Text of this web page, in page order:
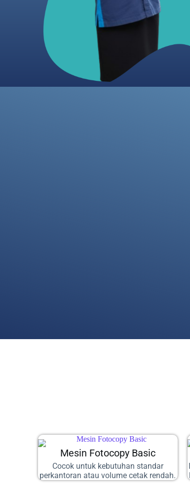
Mesin Fotocopy Basic
Cocok untuk kebutuhan standar
perkantoran atau volume cetak rendah.